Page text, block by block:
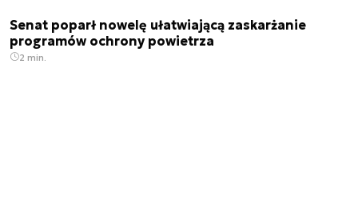
Senat poparł nowelę ułatwiającą zaskarżanie
programów ochrony powietrza
2 min.